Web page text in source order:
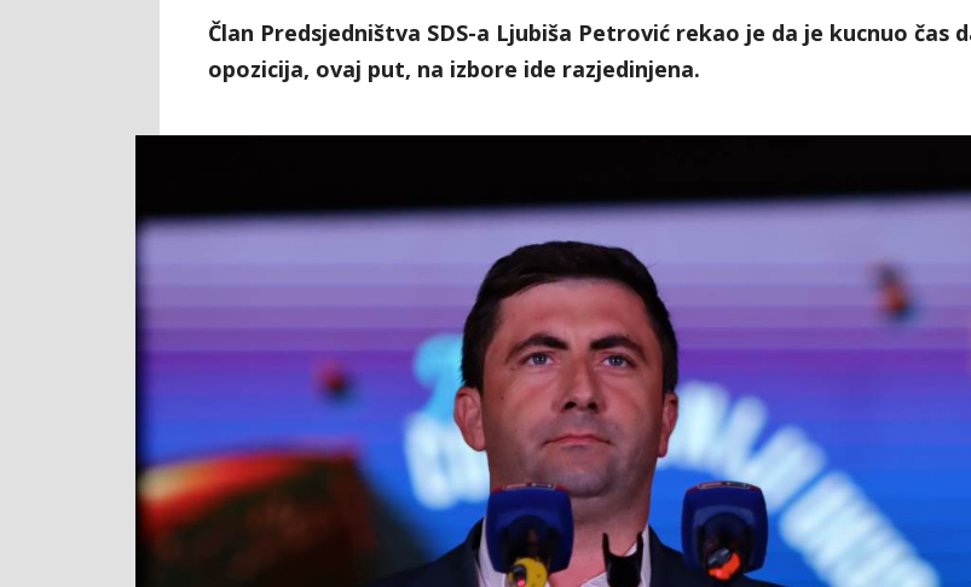
Član Predsjedništva SDS-a Ljubiša Petrović rekao je da je kucnuo čas
opozicija, ovaj put, na izbore ide razjedinjena.